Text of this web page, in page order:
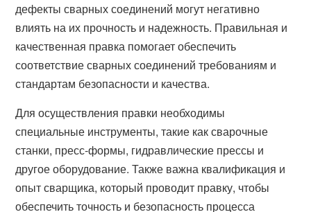
дефекты сварных соединений могут негативно
влиять на их прочность и надежность. Правильная и
качественная правка помогает обеспечить
соответствие сварных соединений требованиям и
стандартам безопасности и качества.
Для осуществления правки необходимы
специальные инструменты, такие как сварочные
станки, пресс-формы, гидравлические прессы и
другое оборудование. Также важна квалификация и
опыт сварщика, который проводит правку, чтобы
обеспечить точность и безопасность процесса